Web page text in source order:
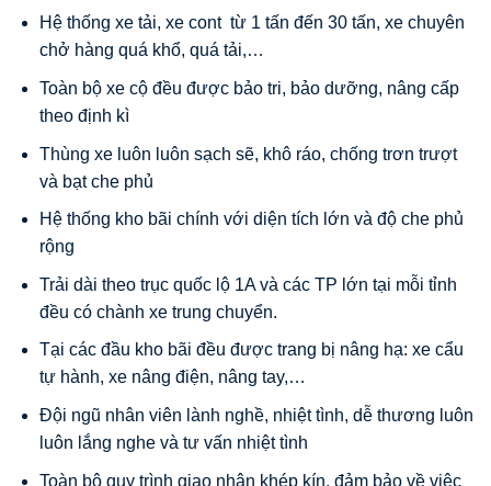
Hệ thống xe tải, xe cont từ 1 tấn đến 30 tấn, xe chuyên
chở hàng quá khổ, quá tải,…
Toàn bộ xe cộ đều được bảo tri, bảo dưỡng, nâng cấp
theo định kì
Thùng xe luôn luôn sạch sẽ, khô ráo, chống trơn trượt
và bạt che phủ
Hệ thống kho bãi chính với diện tích lớn và độ che phủ
rộng
Trải dài theo trục quốc lộ 1A và các TP lớn tại mỗi tỉnh
đều có chành xe trung chuyển.
Tại các đầu kho bãi đều được trang bị nâng hạ: xe cẩu
tự hành, xe nâng điện, nâng tay,…
Đội ngũ nhân viên lành nghề, nhiệt tình, dễ thương luôn
luôn lắng nghe và tư vấn nhiệt tình
Toàn bộ quy trình giao nhận khép kín, đảm bảo về việc